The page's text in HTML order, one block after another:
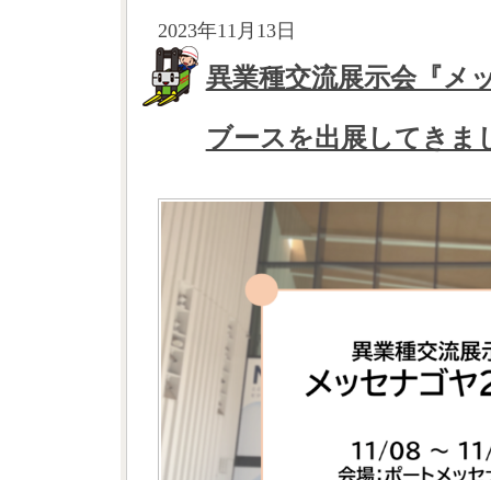
2023年11月13日
異業種交流展示会『メ
ブースを出展してきま